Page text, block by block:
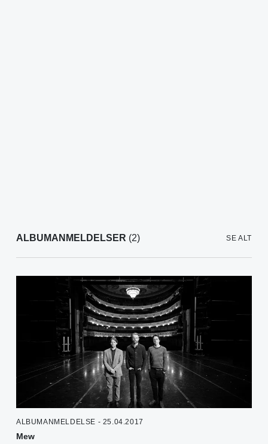
ALBUMANMELDELSER (2) SE ALT
ALBUMANMELDELSE - 25.04.2017
Mew